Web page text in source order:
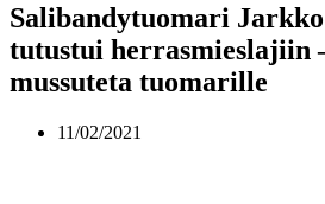
Salibandytuomari
tutustui herrasmieslajiin
mussuteta tuomarille
11/02/2021